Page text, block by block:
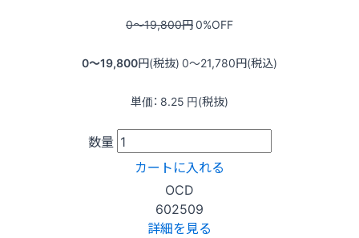
0〜19,800円0%OFF
0〜19,800円(税抜) 0〜21,780円(税込)
単価： 8.25 円(税抜)
数量
カートに入れる
OCD
602509
詳細を見る